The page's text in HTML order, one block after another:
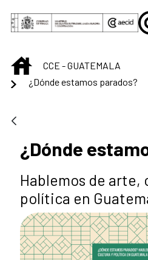
Saltar al contenido principal
INICIOCCE - GUATEMALA
¿Dónde estamos parados?
¿Dónde
Hablemos de arte,
política en